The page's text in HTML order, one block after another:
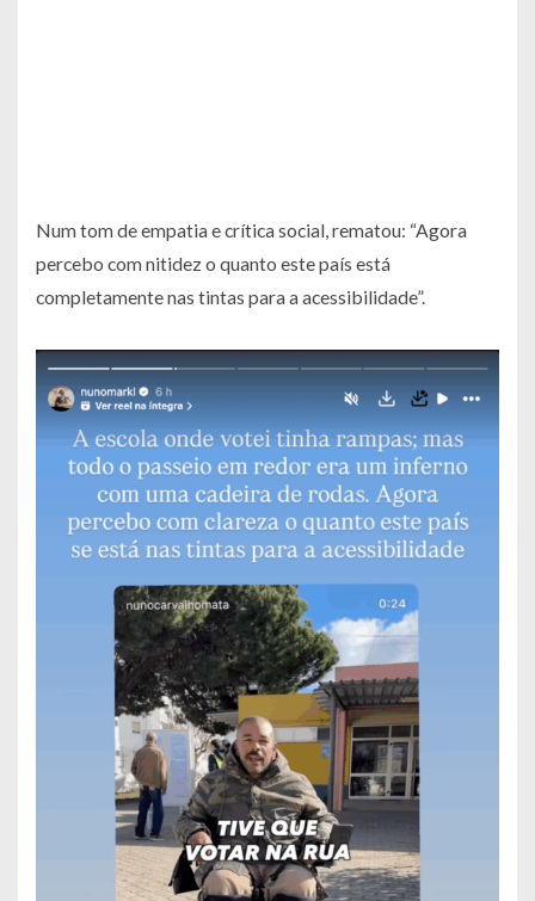
Num tom de empatia e crítica social, rematou: “Agora
percebo com nitidez o quanto este país está
completamente nas tintas para a acessibilidade”.